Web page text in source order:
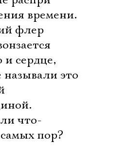
времени.
флер
и сердце,
это
что-
пор?